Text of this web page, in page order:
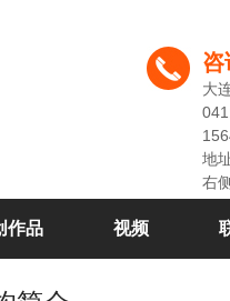
咨
大
地
右
作品 视频